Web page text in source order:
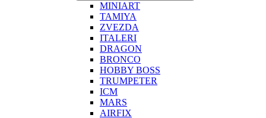
MINIART
TAMIYA
ZVEZDA
ITALERI
DRAGON
BRONCO
HOBBY BOSS
TRUMPETER
ICM
MARS
AIRFIX